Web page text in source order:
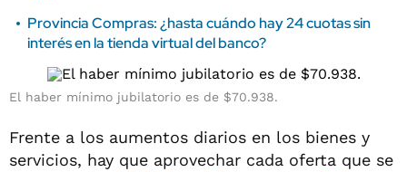
Provincia Compras: ¿hasta cuándo hay 24 cuotas sin
interés en la tienda virtual del banco?
El haber mínimo jubilatorio es de $70.938.
Frente a los aumentos diarios en los bienes y
servicios, hay que aprovechar cada oferta que se